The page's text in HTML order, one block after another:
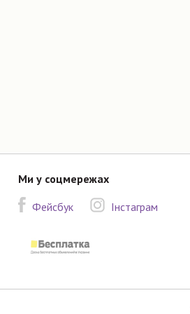
Ми у соцмережах
Фейсбук
Інстаграм